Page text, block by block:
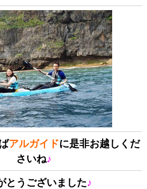
アルガイドに是非お越しくだ
さいね♪
とうございました♪